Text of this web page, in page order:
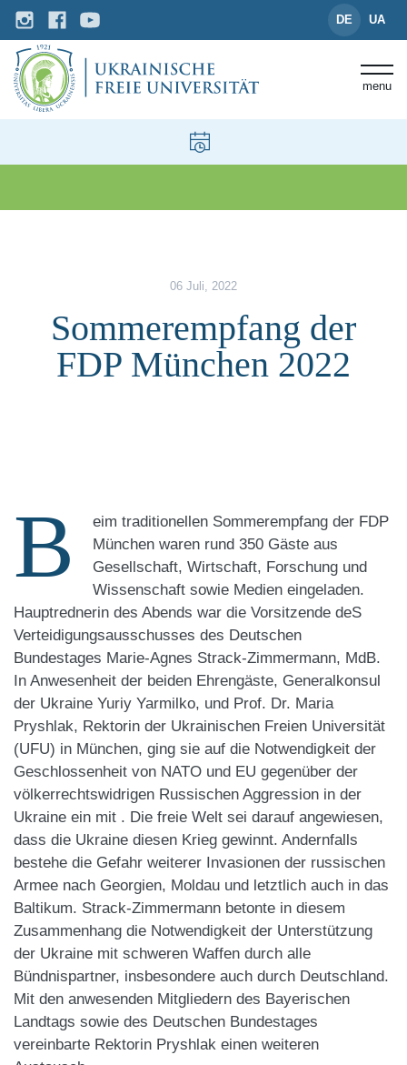
DE UA
menu
06 Juli, 2022
Sommerempfang der
FDP München 2022
B
eim traditionellen Sommerempfang der FDP
München waren rund 350 Gäste aus
Gesellschaft, Wirtschaft, Forschung und
Wissenschaft sowie Medien eingeladen.
Hauptrednerin des Abends war die Vorsitzende deS
Verteidigungsausschusses des Deutschen
Bundestages Marie-Agnes Strack-Zimmermann, MdB.
In Anwesenheit der beiden Ehrengäste, Generalkonsul
der Ukraine Yuriy Yarmilko, und Prof. Dr. Maria
Pryshlak, Rektorin der Ukrainischen Freien Universität
(UFU) in München, ging sie auf die Notwendigkeit der
Geschlossenheit von NATO und EU gegenüber der
völkerrechtswidrigen Russischen Aggression in der
Ukraine ein mit . Die freie Welt sei darauf angewiesen,
dass die Ukraine diesen Krieg gewinnt. Andernfalls
bestehe die Gefahr weiterer Invasionen der russischen
Armee nach Georgien, Moldau und letztlich auch in das
Baltikum. Strack-Zimmermann betonte in diesem
Zusammenhang die Notwendigkeit der Unterstützung
der Ukraine mit schweren Waffen durch alle
Bündnispartner, insbesondere auch durch Deutschland.
Mit den anwesenden Mitgliedern des Bayerischen
Landtags sowie des Deutschen Bundestages
vereinbarte Rektorin Pryshlak einen weiteren